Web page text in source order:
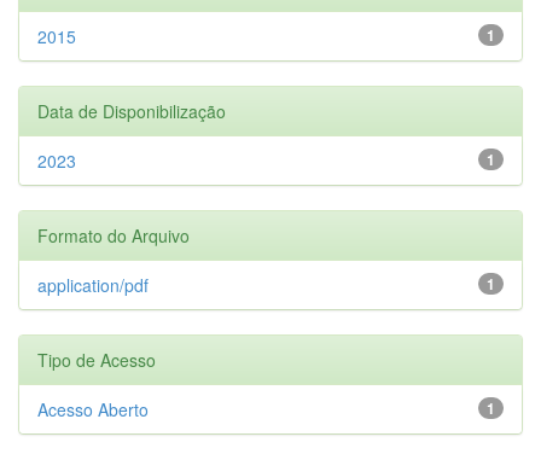
1
2015
Data de Disponibilização
1
2023
Formato do Arquivo
1
application/pdf
Tipo de Acesso
1
Acesso Aberto